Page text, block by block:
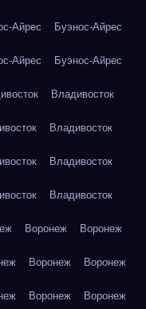
Айрес Буэнос-Айрес
Айрес Буэнос-Айрес
Владивосток
Владивосток
Владивосток
Владивосток
Воронеж Воронеж
Воронеж Воронеж
Воронеж Воронеж